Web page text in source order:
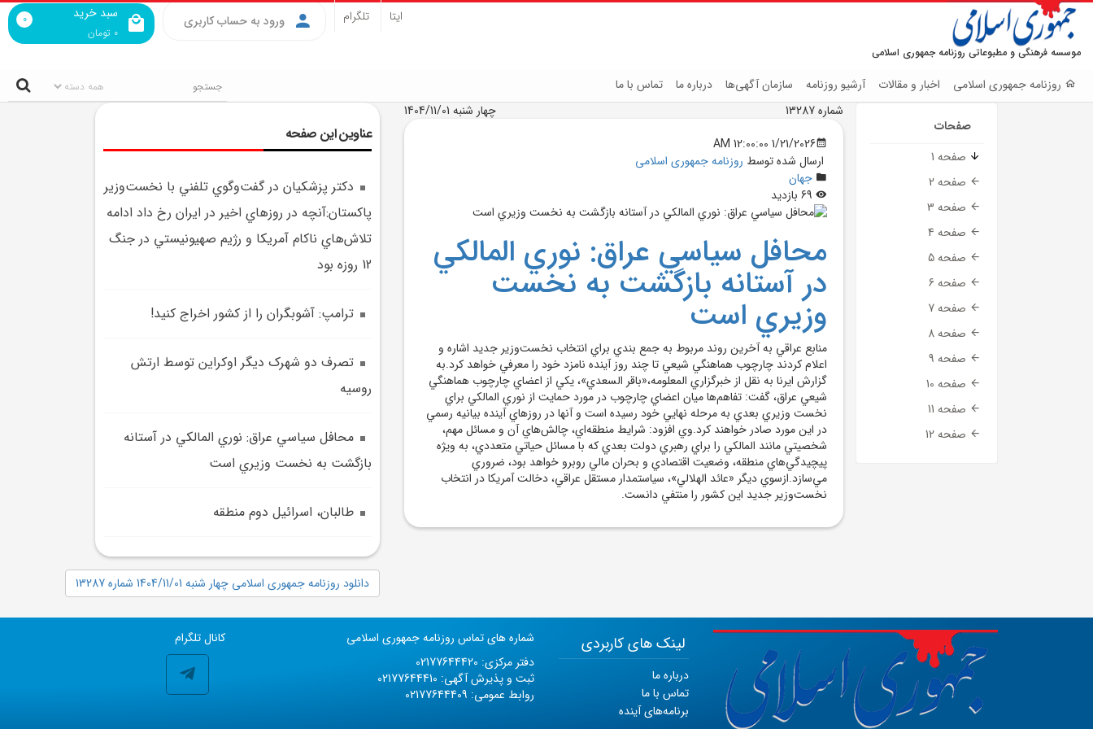
موسسه فرهنگی و مطبوعاتی روزنامه جمهوری اسلامی
سبد خرید
0 تومان
0 ورود به حساب کاربری ایتا تلگرام
روزنامه جمهوری اسلامی اخبار و مقالات آرشیو روزنامه سازمان آگهی‌ها درباره ما تماس با ما
صفحات
صفحه 1
صفحه 2
صفحه 3
صفحه 4
صفحه 5
صفحه 6
صفحه 7
صفحه 8
صفحه 9
صفحه 10
صفحه 11
صفحه 12
شماره 13287
چهار شنبه 1404/11/01
1/21/2026 12:00:00 AM
ارسال شده توسط روزنامه جمهوری اسلامی
جهان
محافل سياسي عراق: نوري المالکي
در آستانه بازگشت به نخست
وزيري است
منابع عراقي به آخرين روند مربوط به جمع بندي براي انتخاب نخست‌وزير جديد اشاره و
اعلام کردند چارچوب هماهنگي شيعي تا چند روز آينده نامزد خود را معرفي خواهد کرد.به
گزارش ايرنا به نقل از خبرگزاري المعلومه،«باقر السعدي»، يکي از اعضاي چارچوب هماهنگي
شيعي عراق، گفت: تفاهم‌ها ميان اعضاي چارچوب در مورد حمايت از نوري المالکي براي
نخست وزيري بعدي به مرحله نهايي خود رسيده است و آنها در روزهاي آينده بيانيه رسمي
در اين مورد صادر خواهند کرد.وي افزود: شرايط منطقه‌اي، چالش‌هاي آن و مسائل مهم،
شخصيتي مانند المالکي را براي رهبري دولت بعدي که با مسائل حياتي متعددي، به ويژه
پيچيدگي‌هاي منطقه، وضعيت اقتصادي و بحران مالي روبرو خواهد بود، ضروري
مي‌سازد.ازسوي ديگر «عائد الهلالي»، سياستمدار مستقل عراقي، دخالت آمريکا در انتخاب
نخست‌وزير جديد اين کشور را منتفي دانست.
عناوین این صفحه
دکتر پزشکيان در گفت‌وگوي تلفني با نخست‌وزير
پاکستان:آنچه در روزهاي اخير در ايران رخ داد ادامه
تلاش‌هاي ناکام آمريکا و رژيم صهيونيستي در جنگ
12 روزه بود
ترامپ: آشوبگران را از کشور اخراج کنيد!
تصرف دو شهرک ديگر اوکراين توسط ارتش
روسيه
محافل سياسي عراق: نوري المالکي در آستانه
بازگشت به نخست وزيري است
طالبان، اسرائيل دوم منطقه
دانلود روزنامه جمهوری اسلامی چهار شنبه 1404/11/01 شماره 13287
کانال تلگرام
شماره های تماس روزنامه جمهوری اسلامی
دفتر مرکزی: 02177644420
ثبت و پذیرش آگهی: 02177644410
روابط عمومی: 02177644409
لینک های کاربردی
درباره ما
تماس با ما
برنامه‌های آینده